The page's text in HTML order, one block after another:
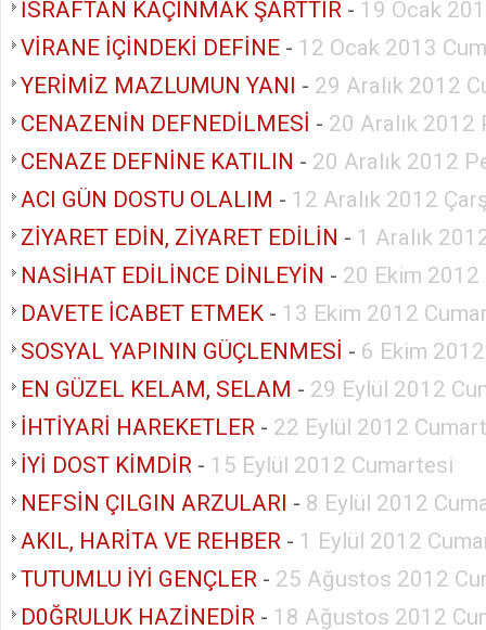
İSRAFTAN KAÇINMAK ŞARTTIR - 19 Ocak
VİRANE İÇİNDEKİ DEFİNE - 12 Ocak 2013
YERİMİZ MAZLUMUN YANI - 29 Aralık 2012
CENAZENİN DEFNEDİLMESİ - 20 Aralık 2012
CENAZE DEFNİNE KATILIN - 20 Aralık 2012
ACI GÜN DOSTU OLALIM - 12 Aralık 2012
ZİYARET EDİN, ZİYARET EDİLİN - 1 Aralık
NASİHAT EDİLİNCE DİNLEYİN - 20 Ekim
DAVETE İCABET ETMEK - 13 Ekim 2012
SOSYAL YAPININ GÜÇLENMESİ - 6 Ekim
EN GÜZEL KELAM, SELAM - 29 Eylül 2012
İHTİYARİ HAREKETLER - 22 Eylül 2012
İYİ DOST KİMDİR - 15 Eylül 2012 Cumartesi
NEFSİN ÇILGIN ARZULARI - 8 Eylül 2012
AKIL, HARİTA VE REHBER - 1 Eylül 2012
TUTUMLU İYİ GENÇLER - 25 Ağustos 2012
D0ĞRULUK HAZİNEDİR - 18 Ağustos 2012